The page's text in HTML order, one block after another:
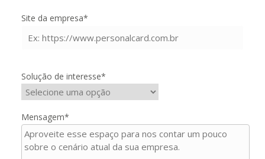
Site da empresa*
Solução de interesse*
Mensagem*